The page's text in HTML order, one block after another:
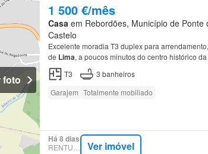
foto
1 500 €/mês
Casa em Rebordões, Município de Ponte
Castelo
Excelente moradia T3 duplex para
de Lima, a poucos minutos do centro histórico
T3
3 banheiros
Garajem Totalmente mobiliado
Há 8 dias
Ver imóvel